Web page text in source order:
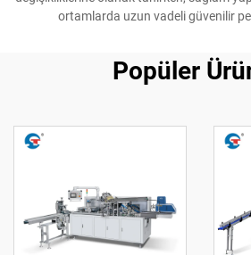
ortamlarda uzun vadeli güvenilir
Popüler